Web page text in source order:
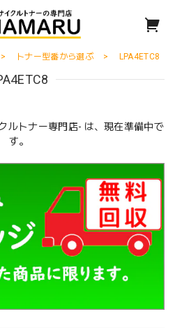
トナー型番から選ぶ LPA4ETC8
ルトナー専門店- は、現在準備中で
す。